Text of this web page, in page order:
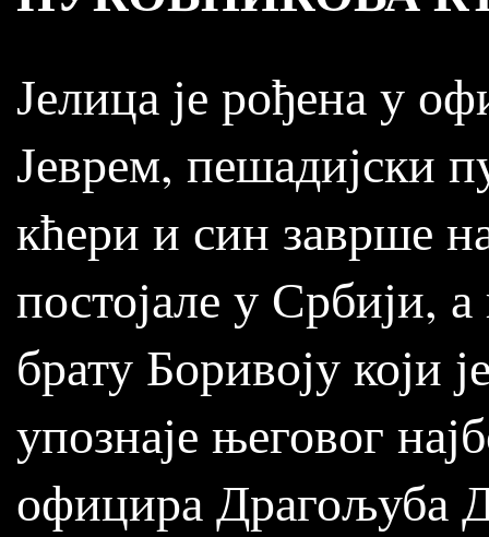
Јелица је рођена у
Јеврем, пешадијски
кћери и син заврше
постојале у Србији,
брату Боривоју који
упознаје његовог
официра Драгољуба